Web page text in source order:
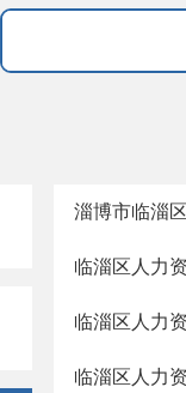
淄博市临淄
临淄区人力
临淄区人力
临淄区人力